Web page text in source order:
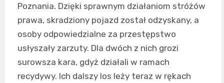
Poznania. Dzięki sprawnym działaniom stróżów
prawa, skradziony pojazd został odzyskany, a
osoby odpowiedzialne za przestępstwo
usłyszały zarzuty. Dla dwóch z nich grozi
surowsza kara, gdyż działali w ramach
recydywy. Ich dalszy los leży teraz w rękach